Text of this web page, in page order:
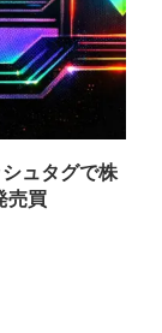
ュタグで株
売買